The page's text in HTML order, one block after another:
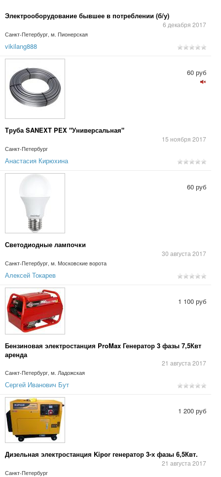
Электрооборудование бывшее в потреблении (б/у)
6 декабря 2017
Санкт-Петербург, м. Пионерская
vikilang888
Труба SANEXT PEX "Универсальная"
15 ноября 2017
Санкт-Петербург
60 руб
Анастасия Кирюхина
Светодиодные лампочки
30 августа 2017
Санкт-Петербург, м. Московские ворота
60 руб
Алексей Токарев
Бензиновая электростанция ProMax Генератор 3 фазы 7,5Квт
аренда
21 августа 2017
Санкт-Петербург, м. Ладожская
1 100 руб
Сергей Иванович Бут
Дизельная электростанция Kipor генератор 3-х фазы 6,5Квт.
21 августа 2017
Санкт-Петербург
1 200 руб